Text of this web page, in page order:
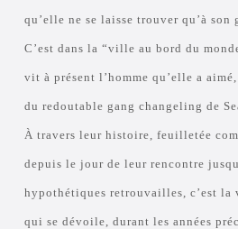
qu’elle ne se laisse trouver qu’à son
C’est dans la “ville au bord du
vit à présent l’homme qu’elle a
du redoutable gang changeling de
À travers leur histoire, feuilletée
depuis le jour de leur rencontre
hypothétiques retrouvailles, c’est la
qui se dévoile, durant les années